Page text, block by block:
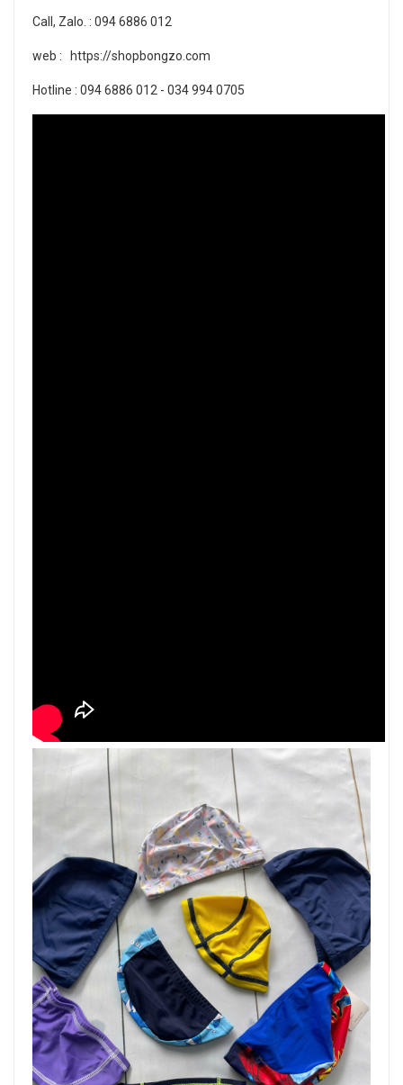
Call, Zalo. : 094 6886 012
web : https://shopbongzo.com
Hotline : 094 6886 012 - 034 994 0705